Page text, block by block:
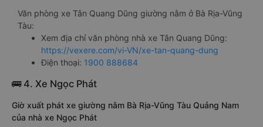
Văn phòng xe Tân Quang Dũng giường nằm ở Bà Rịa-Vũng
Tàu:
Xem địa chỉ văn phòng nhà xe Tân Quang Dũng:
https://vexere.com/vi-VN/xe-tan-quang-dung
Điện thoại: 1900 888684
🚌 4. Xe Ngọc Phát
Giờ xuất phát xe giường nằm Bà Rịa-Vũng Tàu Quảng Nam
của nhà xe Ngọc Phát